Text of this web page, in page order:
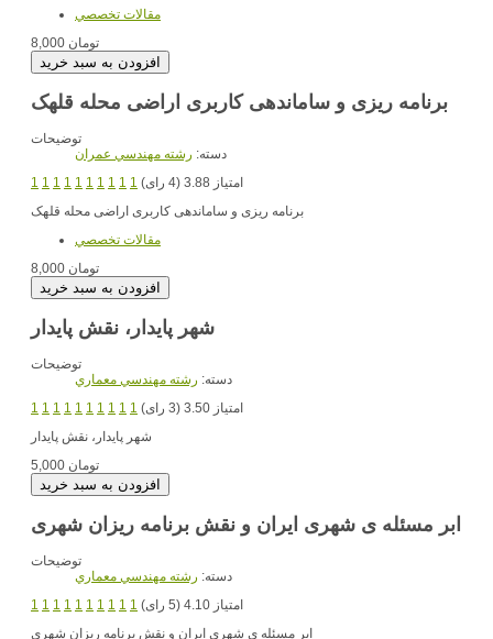
مقالات تخصصي
8,000 تومان
برنامه ریزی و ساماندهی کاربری اراضی محله قلهک
توضیحات
دسته: رشته مهندسي عمران
1 1 1 1 1 1 1 1 1 1
امتیاز 3.88 (4 رای)
مقالات تخصصي
8,000 تومان
شهر پایدار، نقش پایدار
توضیحات
دسته: رشته مهندسي معماري
1 1 1 1 1 1 1 1 1 1
امتیاز 3.50 (3 رای)
شهر پایدار، نقش پایدار
5,000 تومان
ابر مسئله ی شهری ایران و نقش برنامه ریزان شهری
توضیحات
دسته: رشته مهندسي معماري
1 1 1 1 1 1 1 1 1 1
امتیاز 4.10 (5 رای)